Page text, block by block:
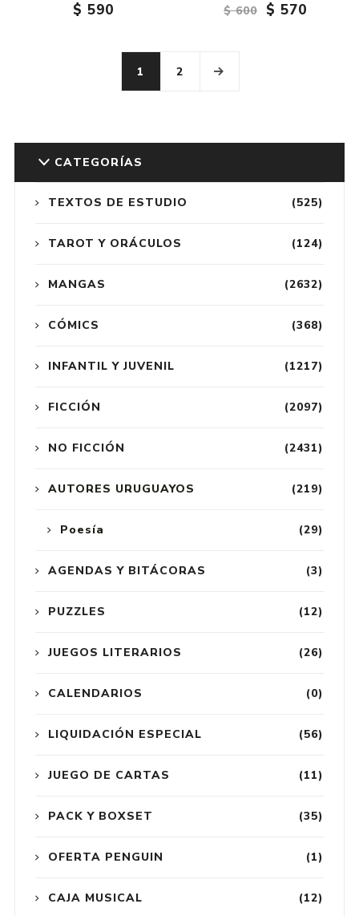
$ 590
$ 600
$ 570
1 2
CATEGORÍAS
(525)
TEXTOS DE ESTUDIO
(124)
TAROT Y ORÁCULOS
(2632)
MANGAS
(368)
CÓMICS
(1217)
INFANTIL Y JUVENIL
(2097)
FICCIÓN
(2431)
NO FICCIÓN
(219)
AUTORES URUGUAYOS
(29)
Poesía
(3)
AGENDAS Y BITÁCORAS
(12)
PUZZLES
(26)
JUEGOS LITERARIOS
(0)
CALENDARIOS
(56)
LIQUIDACIÓN ESPECIAL
(11)
JUEGO DE CARTAS
(35)
PACK Y BOXSET
(1)
OFERTA PENGUIN
(12)
CAJA MUSICAL